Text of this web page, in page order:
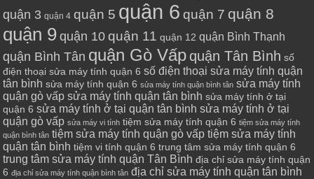
quận 3 quận 4 quận 5 quận 6 quận 7 quận 8
quận 9 quận 10 quận 11 quận 12 quận Bình Thạnh
quận Bình Tân quận Gò Vấp quận Tân Bình số
điện thoại sửa máy tính quận 6 số điện thoại sửa máy tính quận
tân bình sửa máy tính quận 6 sửa máy tính quận bình tân sửa máy tính
quận gò vấp sửa máy tính quận tân bình sửa máy tính ở tại
quận 6 sửa máy tính ở tại quận tân bình sửa máy tính ở tại
quận gò vấp sửa máy vi tính tiệm sửa máy tính quận 6 tiệm sửa máy tính
quận bình tân tiệm sửa máy tính quận gò vấp tiệm sửa máy tính
quận tân bình tiệm vi tính quận 6 trung tâm sửa máy tính quận 6
trung tâm sửa máy tính quận Tân Bình địa chỉ sửa máy tính quận
6 địa chỉ sửa máy tính quận bình tân địa chỉ sửa máy tính quận tân bình